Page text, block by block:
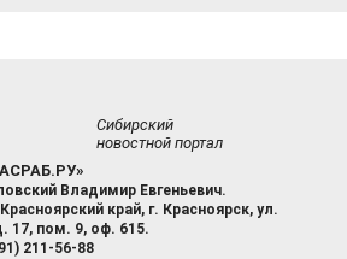
Сибирский
новостной портал
Владимир Евгеньевич.
край, г. Красноярск, ул.
17, пом. 9, оф. 615.
211-56-88